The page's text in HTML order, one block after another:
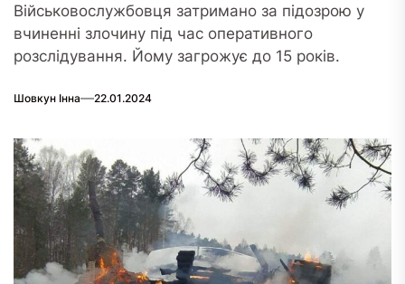
Військовослужбовця затримано за підозрою у
вчиненні злочину під час оперативного
розслідування. Йому загрожує до 15 років.
Шовкун Інна 22.01.2024